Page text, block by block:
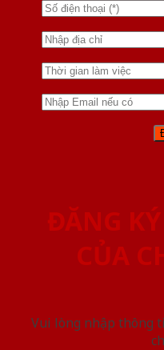
ĐĂNG
CỦA
Vui lòng nhập thông